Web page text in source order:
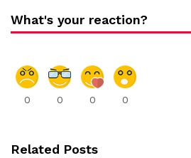
What's your reaction?
0 0 0 0
Related Posts